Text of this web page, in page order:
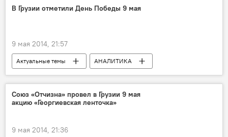
В Грузии отметили День Победы 9 мая
9 мая 2014, 21:57
Актуальные темы
АНАЛИТИКА
Грузия
НОВОСТИ ОБЩЕСТВО
Союз «Отчизна» провел в Грузии 9 мая
акцию «Георгиевская ленточка»
9 мая 2014, 21:36